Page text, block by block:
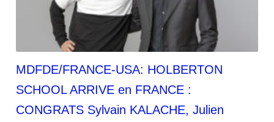
MDFDE/FRANCE-USA: HOLBERTON
SCHOOL ARRIVE en FRANCE :
CONGRATS Sylvain KALACHE, Julien